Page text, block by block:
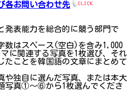
各お問い合わせ先
発表能力を総合的に競う部門で
数はスペース(空白)を含み1,000
に関連する写真を1枚選び、それ
たことを韓国語の文章にまとめて
や独自に選んだ写真、または本大
写真①～⑥から1枚選んでくださ